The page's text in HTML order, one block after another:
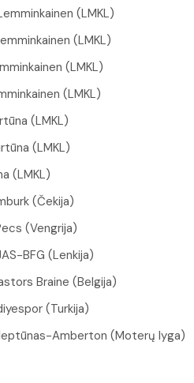
(LMKL)
(LMKL)
(LMKL)
(LMKL)
(LMKL)
(LMKL)
(LMKL)
(Čekija)
(Vengrija)
BFG (Lenkija)
Braine (Belgija)
(Turkija)
Amberton (Moterų lyga)